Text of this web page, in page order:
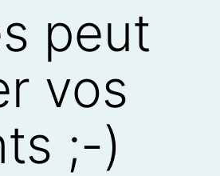
peut
vos
;-)